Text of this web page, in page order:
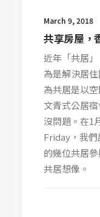
March 9, 2018
共享房屋，
近年「共居
為是解決居
為共居是以
文青式公居
沒問題。在1
Friday，我們
的幾位共居
共居想像。